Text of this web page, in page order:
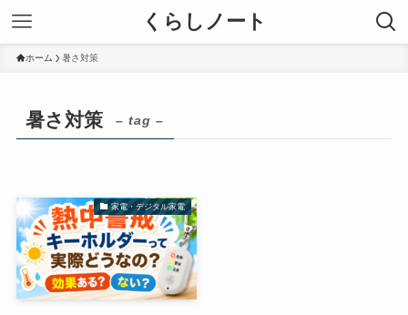
くらしノート
ホーム 暑さ対策
暑さ対策 – tag –
家電・デジタル家電